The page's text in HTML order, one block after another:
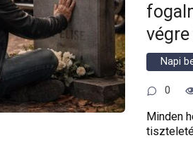
Napi
0
Minden